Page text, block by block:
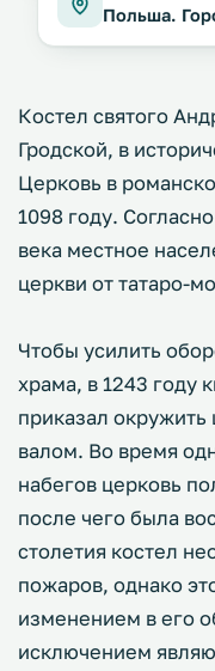
Польша.
Костел святого
Гродской, в
Церковь в
1098 году.
века местное
церкви от татаро-
Чтобы усилить
храма, в 1243 году
приказал
валом. Во время
набегов церковь
после чего была
столетия костел
пожаров, однако
изменением в его
исключением